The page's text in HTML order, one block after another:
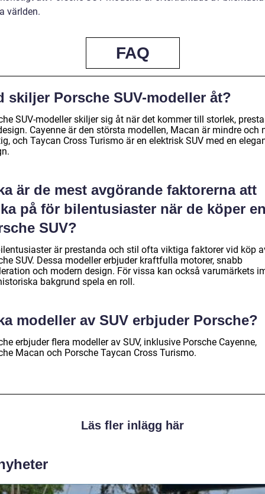
världen.
FAQ
skiljer Porsche SUV-modeller åt?
SUV-modeller skiljer sig åt när det kommer till storlek,
Cayenne är den största modellen, Macan är mindre och
och Taycan Cross Turismo är en elektrisk SUV med en
är de mest avgörande faktorerna att
på för bilentusiaster när de köper
SUV?
är prestanda och stil ofta viktiga faktorer vid köp
SUV. Dessa modeller erbjuder kraftfulla motorer, snabb
och modern design. För vissa kan också varumärkets
bakgrund spela en roll.
modeller av SUV erbjuder Porsche?
erbjuder flera modeller av SUV, inklusive Porsche Cayenne,
Macan och Porsche Taycan Cross Turismo.
Läs fler inlägg här